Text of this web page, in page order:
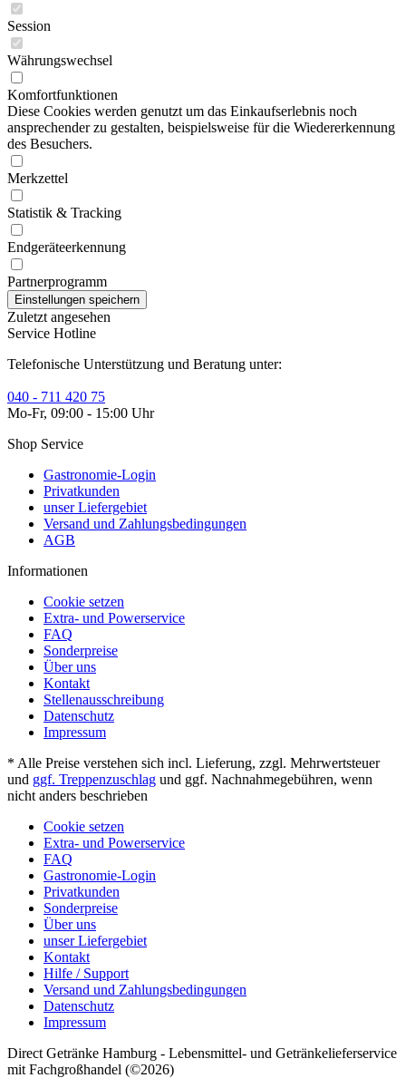
Session
Währungswechsel
Komfortfunktionen
Diese Cookies werden genutzt um das Einkaufserlebnis noch
ansprechender zu gestalten, beispielsweise für die Wiedererkennung
des Besuchers.
Merkzettel
Statistik & Tracking
Endgeräteerkennung
Partnerprogramm
Zuletzt angesehen
Service Hotline
Telefonische Unterstützung und Beratung unter:
040 - 711 420 75
Mo-Fr, 09:00 - 15:00 Uhr
Shop Service
Gastronomie-Login
Privatkunden
unser Liefergebiet
Versand und Zahlungsbedingungen
AGB
Informationen
Cookie setzen
Extra- und Powerservice
FAQ
Sonderpreise
Über uns
Kontakt
Stellenausschreibung
Datenschutz
Impressum
* Alle Preise verstehen sich incl. Lieferung, zzgl. Mehrwertsteuer
und ggf. Treppenzuschlag und ggf. Nachnahmegebühren, wenn
nicht anders beschrieben
Cookie setzen
Extra- und Powerservice
FAQ
Gastronomie-Login
Privatkunden
Sonderpreise
Über uns
unser Liefergebiet
Kontakt
Hilfe / Support
Versand und Zahlungsbedingungen
Datenschutz
Impressum
Direct Getränke Hamburg - Lebensmittel- und Getränkelieferservice
mit Fachgroßhandel (©2026)